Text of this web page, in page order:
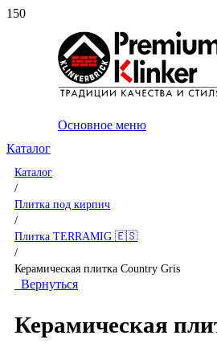
Основное меню
Каталог
Каталог
/
Плитка под кирпич
/
Плитка TERRAMIG 🇪🇸
/
Керамическая плитка Country Gris
Вернуться
Керамическая